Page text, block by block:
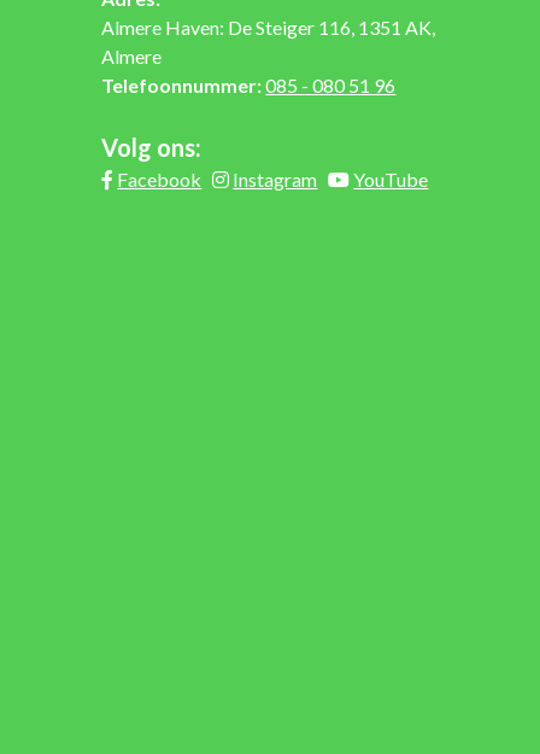
Almere Haven: De Steiger 116, 1351 AK,
Almere
Telefoonnummer:085 - 080 51 96
Volg ons:
Facebook Instagram YouTube